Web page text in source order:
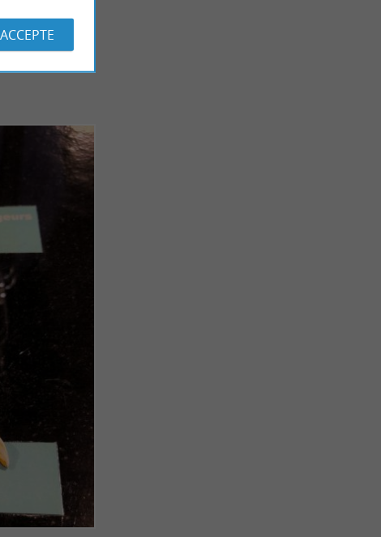
des
visites
guide qui